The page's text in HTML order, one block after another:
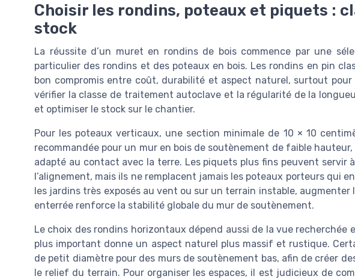
Choisir les rondins, poteaux et piquets :
stock
La réussite d’un muret en rondins de bois commence par une
particulier des rondins et des poteaux en bois. Les rondins en pin
bon compromis entre coût, durabilité et aspect naturel, surtout
vérifier la classe de traitement autoclave et la régularité de la
et optimiser le stock sur le chantier.
Pour les poteaux verticaux, une section minimale de 10 × 10
recommandée pour un mur en bois de soutènement de faible
adapté au contact avec la terre. Les piquets plus fins peuvent servir
l’alignement, mais ils ne remplacent jamais les poteaux porteurs qui
les jardins très exposés au vent ou sur un terrain instable,
enterrée renforce la stabilité globale du mur de soutènement.
Le choix des rondins horizontaux dépend aussi de la vue
plus important donne un aspect naturel plus massif et rustique.
de petit diamètre pour des murs de soutènement bas, afin de créer
le relief du terrain. Pour organiser les espaces, il est judicieux de